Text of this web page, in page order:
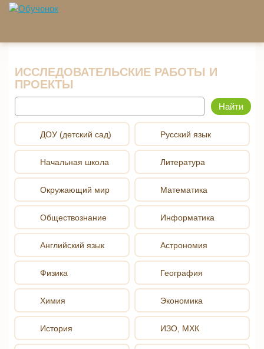
Перейти к основному содержанию
ИССЛЕДОВАТЕЛЬСКИЕ РАБОТЫ И
ПРОЕКТЫ
ДОУ (детский сад)
Начальная школа
Окружающий мир
Обществознание
Английский язык
Русский язык
Литература
Математика
Информатика
Астрономия
Физика
Химия
История
География
Экономика
ИЗО, МХК